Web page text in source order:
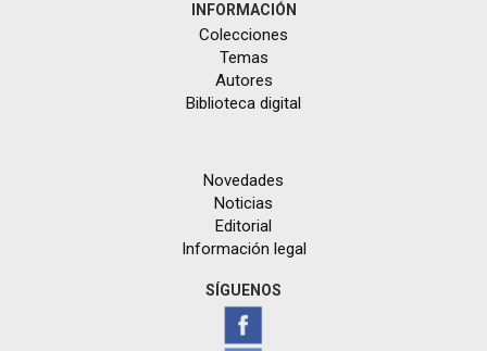
INFORMACIÓN
Colecciones
Temas
Autores
Biblioteca digital
Novedades
Noticias
Editorial
Información legal
SÍGUENOS